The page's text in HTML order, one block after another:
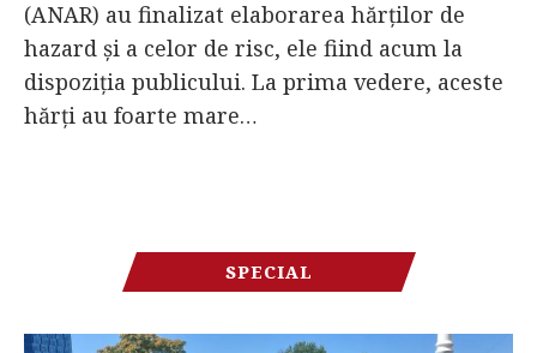
(ANAR) au finalizat elaborarea hărţilor de
hazard şi a celor de risc, ele fiind acum la
dispoziţia publicului. La prima vedere, aceste
hărţi au foarte mare…
SPECIAL